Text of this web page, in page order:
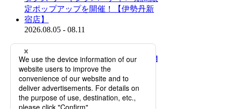
2026.08.05 - 08.11
「マウリッツハイス美術館」×＜タグス ワー
キングパーティ＞ 期間限定ポップアップを開
催！【伊勢丹新宿店】